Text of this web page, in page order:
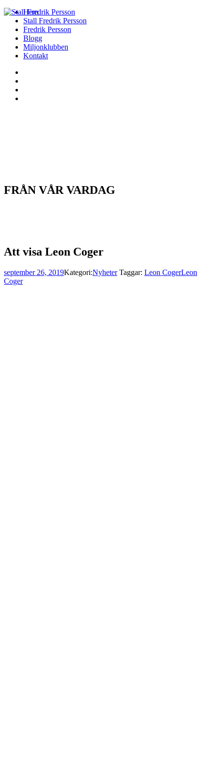
Hem
Stall Fredrik Persson
Fredrik Persson
Blogg
Miljonklubben
Kontakt
FRÅN VÅR VARDAG
Att visa Leon Coger
september 26, 2019Kategori:Nyheter Taggar: Leon CogerLeon
Coger